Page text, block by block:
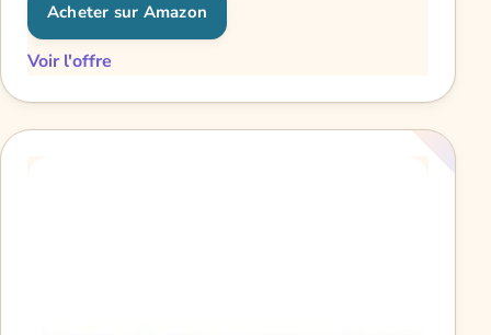
Acheter sur Amazon
Voir l'offre